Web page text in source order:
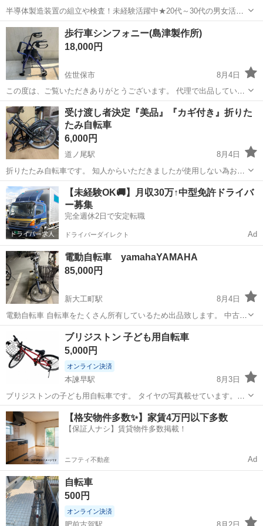
半導体製造装置の組立や検査！未経験活躍中★20代～30代の男女活躍
中★ワンルーム寮完備！赴任旅費会社負担！マイカー通勤OK！無料駐
車場あり！正社員登用あり！《熊本県菊池郡大津町》 人気の工場のお
仕事 ◇半導体製造装置の組立...
熊本 その他
歩行車シンフォニー(島津製作所)
18,000円
佐世保市
8月4日
この度は、ご覧いただきありがとうございます。 代理で出品していま
す。 自宅、自宅近辺等で使用してました。 動作確認してます。目立っ
た傷等ありません。 サイズ等は、4枚目の写真をご覧ください。 「ト
ラブル防止のため、ドタ...
長崎 佐世保市 その他
受け渡し者決定『美品』『カギ付き』折りた
たみ自転車
6,000円
道ノ尾駅
8月4日
折りたたみ自転車です。 知人からいただきましたが使用しない為お譲
りいたします 『美品』小さい擦り傷はありますが目立つ傷ありませ
ん。 鍵付き 両タイヤ空気抜けてます。 現状渡しの為、空気入れや修
理などは 宜しくお願いいたしま...
長崎 西彼杵郡 道ノ尾駅 折りたたみ自転車
【未経験OK🚚】月収30万↑中型免許ドライバ
ー募集
完全週休2日で安定転職
ドライバーダイレクト Ad
電動自転車 yamahaYAMAHA
85,000円
新大工町駅
8月4日
電動自転車 自転車をたくさん所有しているため出品致します。 中古品
に理解ある方へお譲り致します。
新大工町駅 折りたたみ自転車
ブリジストン 子ども用自転車
5,000円
オンライン決済
本諫早駅
8月3日
ブリジストンの子ども用自転車です。 タイヤの写真載せています。去
年買ったものです。小学中高学年向けです。チェーンなど、ところど
ころサビありますが比較的綺麗で、まだ乗れます。支払いは現金払い
でお願いします。
長崎 諫早市 本諫早駅 その他
【格安物件多数✨】家賃4万円以下多数
【保証人ナシ】賃貸物件多数掲載！
ニフティ不動産 Ad
自転車
500円
オンライン決済